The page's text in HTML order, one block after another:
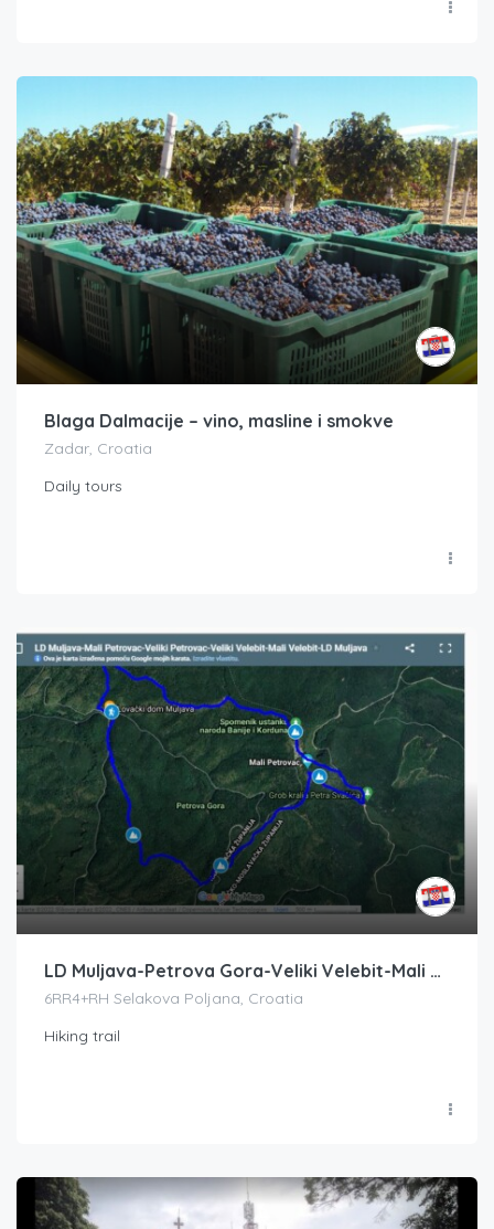
Blaga Dalmacije – vino, masline i smokve
Zadar, Croatia
Daily tours
LD Muljava-Petrova Gora-Veliki Velebit-Mali Velebit-LD Muljava
6RR4+RH Selakova Poljana, Croatia
Hiking trail